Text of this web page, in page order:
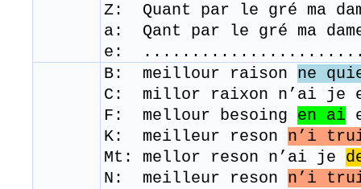
Z: Quant par le gré ma
a: Qant par le gré ma
e:
B: meillour raison ne
C: millor raixon n’ai je
F: mellour besoing en ai
K: meilleur reson n’i
Mt: mellor reson n’ai je
N: meilleur reson n’i